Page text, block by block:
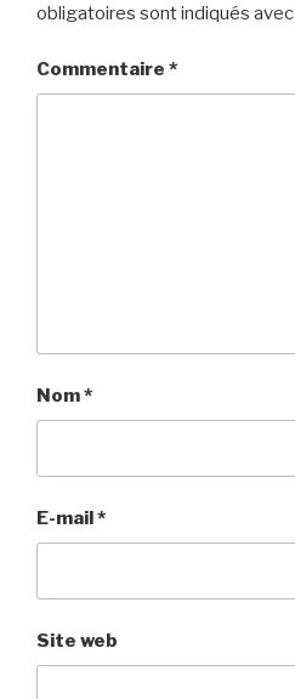
obligatoires sont indiqués avec
Commentaire *
Nom*
E-mail *
Site web